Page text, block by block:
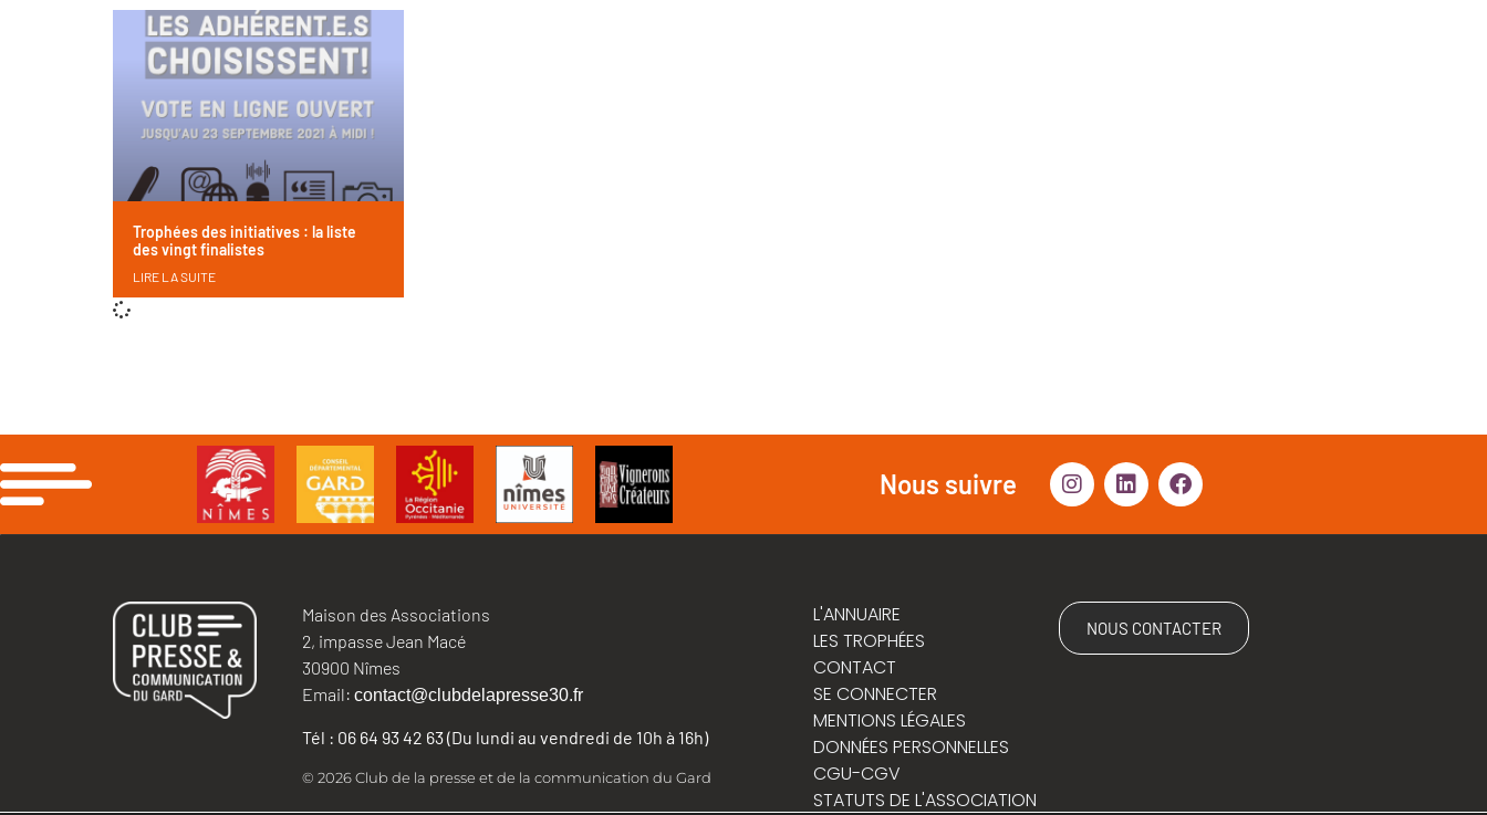
Trophées des initiatives : la liste
des vingt finalistes
LIRE LA SUITE
Nous suivre
Maison des Associations
2, impasse Jean Macé
30900 Nîmes
Email: contact@clubdelapresse30.fr
Tél : 06 64 93 42 63 (Du lundi au vendredi de 10h à 16h)
© 2026 Club de la presse et de la communication du Gard
L'ANNUAIRE
LES TROPHÉES
CONTACT
SE CONNECTER
MENTIONS LÉGALES
DONNÉES PERSONNELLES
CGU-CGV
STATUTS DE L'ASSOCIATION
NOUS CONTACTER